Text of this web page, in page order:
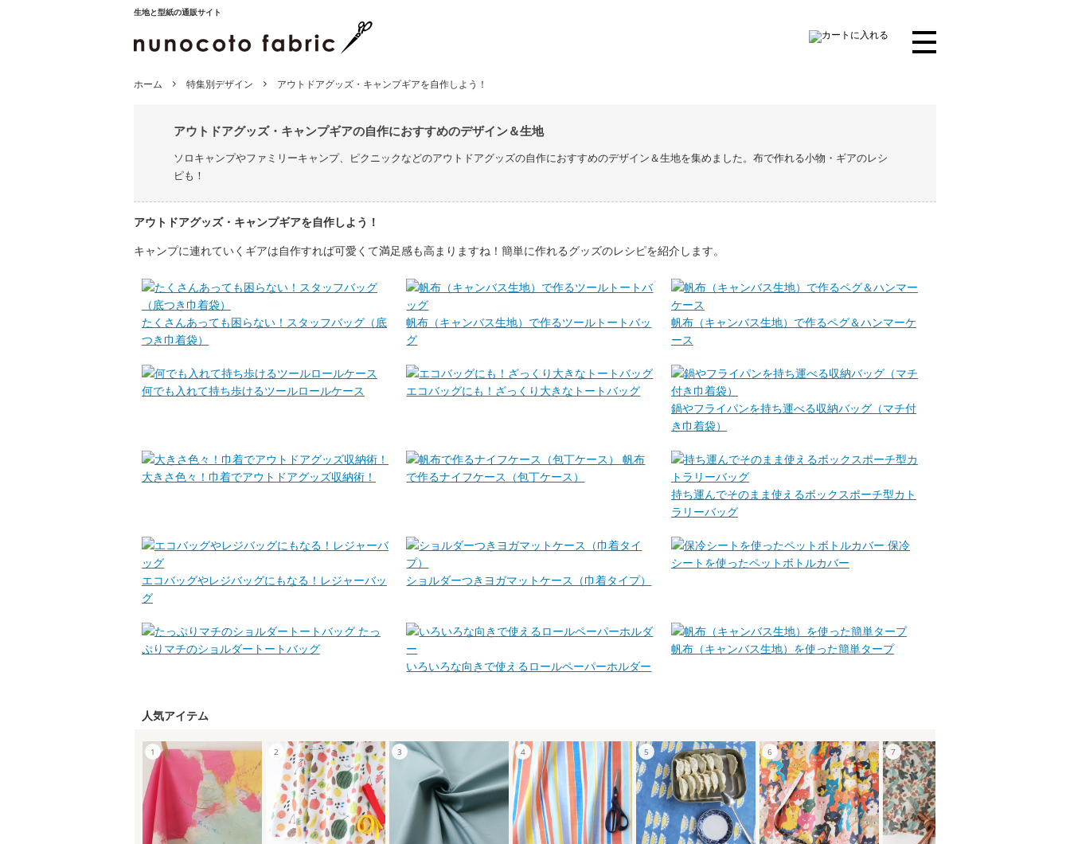
生地と型紙の通販サイト
ホーム 特集別デザイン アウトドアグッズ・キャンプギアを自作しよう！
アウトドアグッズ・キャンプギアの自作におすすめのデザイン＆生地
ソロキャンプやファミリーキャンプ、ピクニックなどのアウトドアグッズの自作におすすめのデザイン＆生地を集めました。布で作れる小物・ギアのレシ
ピも！
アウトドアグッズ・キャンプギアを自作しよう！
キャンプに連れていくギアは自作すれば可愛くて満足感も高まりますね！簡単に作れるグッズのレシピを紹介します。
たくさんあっても困らない！スタッフバッグ（底
つき巾着袋）
帆布（キャンバス生地）で作るツールトートバッ
グ
帆布（キャンバス生地）で作るペグ＆ハンマーケ
ース
何でも入れて持ち歩けるツールロールケース
エコバッグにも！ざっくり大きなトートバッグ
鍋やフライパンを持ち運べる収納バッグ（マチ付
き巾着袋）
大きさ色々！巾着でアウトドアグッズ収納術！
帆布
で作るナイフケース（包丁ケース）
持ち運んでそのまま使えるボックスポーチ型カト
ラリーバッグ
エコバッグやレジバッグにもなる！レジャーバッ
グ
ショルダーつきヨガマットケース（巾着タイプ）
保冷
シートを使ったペットボトルカバー
たっ
ぷりマチのショルダートートバッグ
いろいろな向きで使えるロールペーパーホルダー
帆布（キャンバス生地）を使った簡単タープ
人気アイテム